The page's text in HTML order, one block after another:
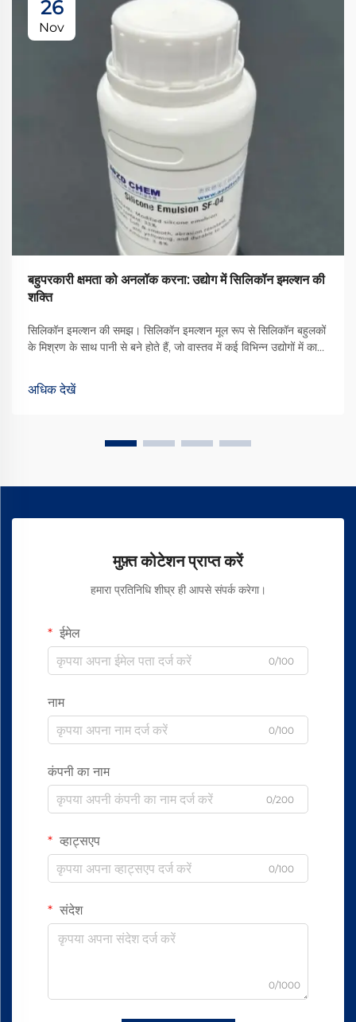
26
Nov
बहुपरकारी क्षमता को अनलॉक करना: उद्योग में सिलिकॉन इमल्शन की
शक्ति
सिलिकॉन इमल्शन की समझ। सिलिकॉन इमल्शन मूल रूप से सिलिकॉन बहुलकों
के मिश्रण के साथ पानी से बने होते हैं, जो वास्तव में कई विभिन्न उद्योगों में काफी
प्रसाधन उत्पादों से लेकर... तक
अधिक देखें
मुफ़्त कोटेशन प्राप्त करें
हमारा प्रतिनिधि शीघ्र ही आपसे संपर्क करेगा।
ईमेल
0/100
नाम
0/100
कंपनी का नाम
0/200
व्हाट्सएप
0/100
संदेश
0/1000